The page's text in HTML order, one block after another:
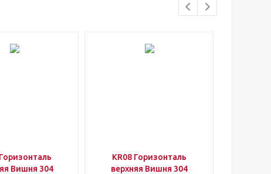
Вишня 304
KR08 Горизонталь
верхняя Вишня 304